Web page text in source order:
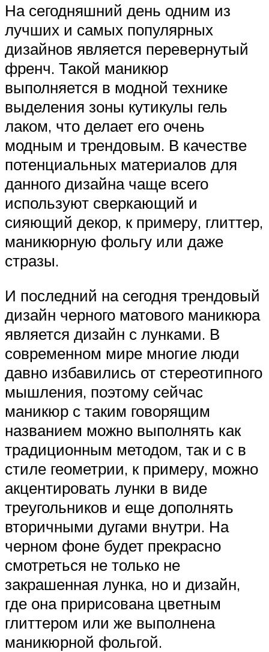
На сегодняшний день одним из
лучших и самых популярных
дизайнов является перевернутый
френч. Такой маникюр
выполняется в модной технике
выделения зоны кутикулы гель
лаком, что делает его очень
модным и трендовым. В качестве
потенциальных материалов для
данного дизайна чаще всего
используют сверкающий и
сияющий декор, к примеру, глиттер,
маникюрную фольгу или даже
стразы.
И последний на сегодня трендовый
дизайн черного матового маникюра
является дизайн с лунками. В
современном мире многие люди
давно избавились от стереотипного
мышления, поэтому сейчас
маникюр с таким говорящим
названием можно выполнять как
традиционным методом, так и с в
стиле геометрии, к примеру, можно
акцентировать лунки в виде
треугольников и еще дополнять
вторичными дугами внутри. На
черном фоне будет прекрасно
смотреться не только не
закрашенная лунка, но и дизайн,
где она пририсована цветным
глиттером или же выполнена
маникюрной фольгой.